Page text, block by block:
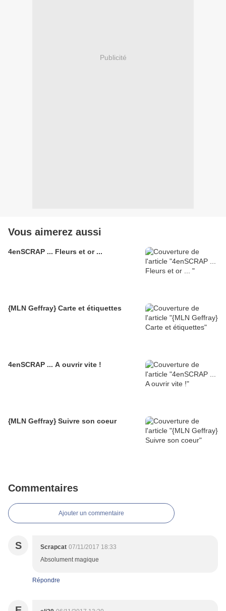
Publicité
Vous aimerez aussi
4enSCRAP ... Fleurs et or ...
{MLN Geffray} Carte et étiquettes
4enSCRAP ... A ouvrir vite !
{MLN Geffray} Suivre son coeur
Commentaires
Ajouter un commentaire
S Scrapcat 07/11/2017 18:33
Absolument magique
Répondre